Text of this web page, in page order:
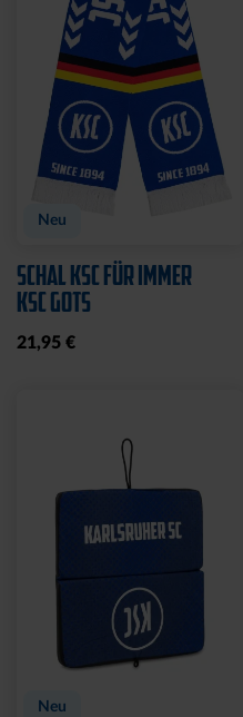
Neu
SCHAL KSC FÜR IMMER
KSC GOTS
21,95 €
Neu